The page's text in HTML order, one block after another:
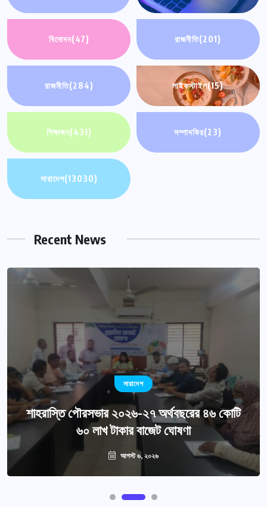
বিনোদন(47) রাজনীতি(201)
রাজনীতি(284) লাইফস্টাইল(15)
শিক্ষাঙ্গন(431) সম্পাদকিয়(23)
সারাদেশ(13030)
Recent News
সারাদেশ
শাহরাস্তি পৌরসভার ২০২৬-২৭ অর্থবছরের ৪৬ কোটি
৬০ লাখ টাকার বাজেট ঘোষণা
আগস্ট ৬, ২০২৬